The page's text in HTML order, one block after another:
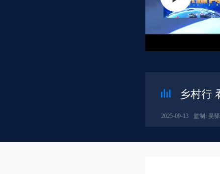
乡村行
2025-09-13 监制: 吴驿